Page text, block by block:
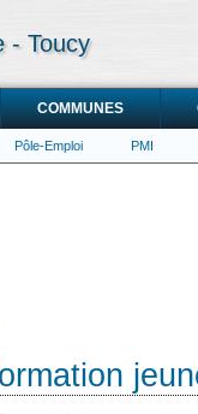
- Toucy
COMMUNES
Pôle-Emploi PMI